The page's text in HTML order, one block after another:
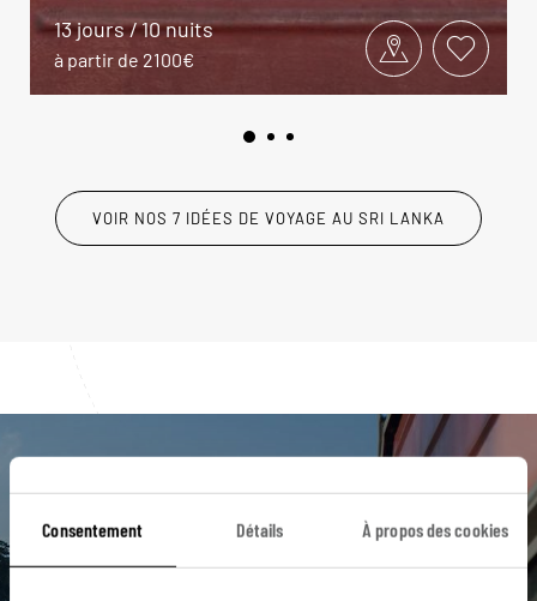
Consentement Détails À propos des cookies
13 jours / 10 nuits
à partir de 2100€
VOIR NOS 7 IDÉES DE VOYAGE AU SRI LANKA
Luciole,
l'appli qui vous guide au Sri
Lanka